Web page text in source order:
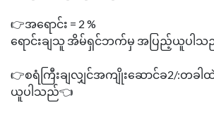
👉အရောင်း = 2 %
ရောင်းချသူ အိမ်ရှင်ဘက်မှ အပြည့်ယူပါသ
👉စရံကြီးချလျှင်အကျိုးဆောင်ခ2/:တခ
ယူပါသည်👈